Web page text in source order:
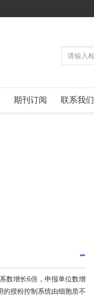
期刊订阅 联系我们
数增长6倍，申报单位数增
授粉控制系统由细胞质不